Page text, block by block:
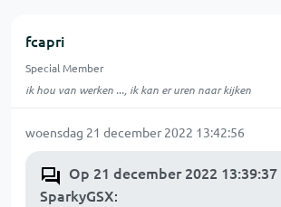
fcapri
Special Member
ik hou van werken ..., ik kan er uren naar kijken
woensdag 21 december 2022 13:42:56
Op 21 december 2022
SparkyGSX: